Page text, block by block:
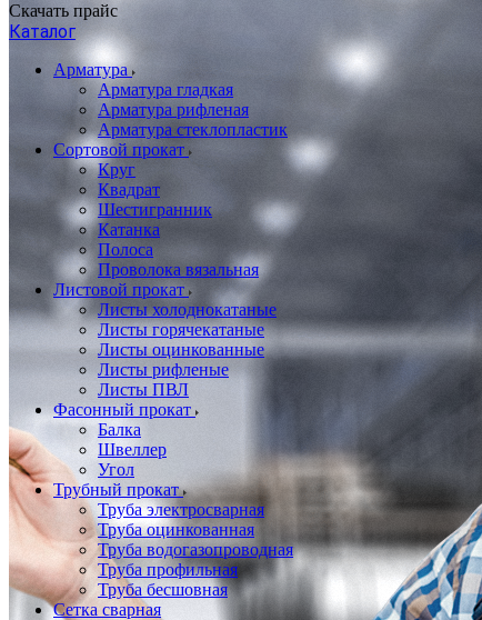
Скачать прайс
Каталог
Арматура
Арматура гладкая
Арматура рифленая
Арматура стеклопластик
Сортовой прокат
Круг
Квадрат
Шестигранник
Катанка
Полоса
Проволока вязальная
Листовой прокат
Листы холоднокатаные
Листы горячекатаные
Листы оцинкованные
Листы рифленые
Листы ПВЛ
Фасонный прокат
Балка
Швеллер
Угол
Трубный прокат
Труба электросварная
Труба оцинкованная
Труба водогазопроводная
Труба профильная
Труба бесшовная
Сетка сварная